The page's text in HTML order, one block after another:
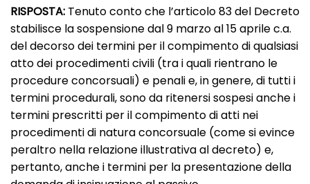
RISPOSTA: Tenuto conto che l’articolo 83 del Decreto
stabilisce la sospensione dal 9 marzo al 15 aprile c.a.
del decorso dei termini per il compimento di qualsiasi
atto dei procedimenti civili (tra i quali rientrano le
procedure concorsuali) e penali e, in genere, di tutti i
termini procedurali, sono da ritenersi sospesi anche i
termini prescritti per il compimento di atti nei
procedimenti di natura concorsuale (come si evince
peraltro nella relazione illustrativa al decreto) e,
pertanto, anche i termini per la presentazione della